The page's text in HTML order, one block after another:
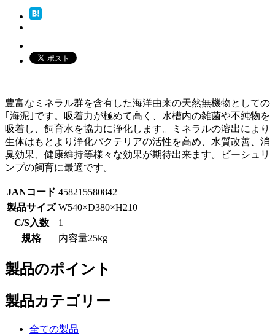
豊富なミネラル群を含有した海洋由来の天然無機物としての
｢海泥｣です。吸着力が極めて高く、水槽内の雑菌や不純物を
吸着し、飼育水を協力に浄化します。ミネラルの溶出により
生体はもとより浄化バクテリアの活性を高め、水質改善、消
臭効果、健康維持等様々な効果が期待出来ます。ビーシュリ
ンプの飼育に最適です。
JANコード 458215580842
製品サイズ W540×D380×H210
C/S入数
1
規格
内容量25kg
製品のポイント
製品カテゴリー
全ての製品